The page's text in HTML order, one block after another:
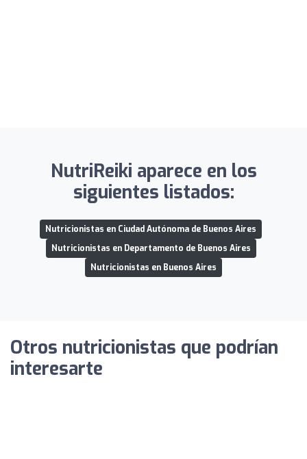
NutriReiki aparece en los
siguientes listados:
Nutricionistas en Ciudad Autónoma de Buenos Aires
Nutricionistas en Departamento de Buenos Aires
Nutricionistas en Buenos Aires
Otros nutricionistas que podrían
interesarte